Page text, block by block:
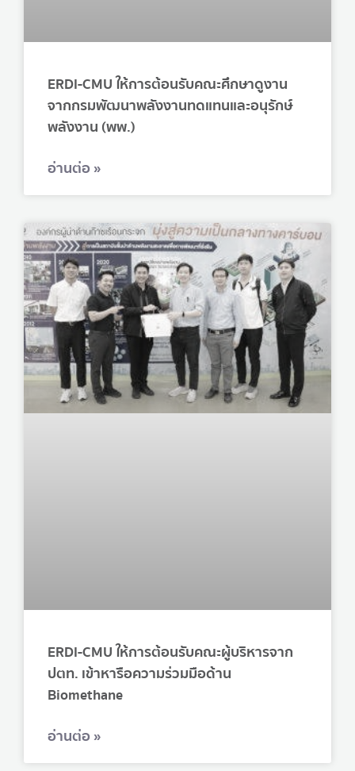
ERDI-CMU ให้การต้อนรับคณะศึกษาดูงาน
จากกรมพัฒนาพลังงานทดแทนและอนุรักษ์
พลังงาน (พพ.)
อ่านต่อ »
ERDI-CMU ให้การต้อนรับคณะผู้บริหารจาก
ปตท. เข้าหารือความร่วมมือด้าน
Biomethane
อ่านต่อ »